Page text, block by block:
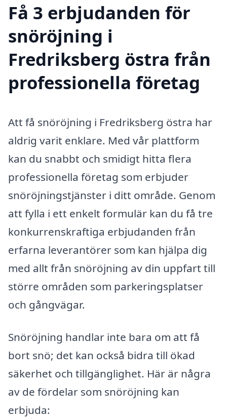
Få 3 erbjudanden för
snöröjning i
Fredriksberg östra från
professionella företag
Att få snöröjning i Fredriksberg östra har
aldrig varit enklare. Med vår plattform
kan du snabbt och smidigt hitta flera
professionella företag som erbjuder
snöröjningstjänster i ditt område. Genom
att fylla i ett enkelt formulär kan du få tre
konkurrenskraftiga erbjudanden från
erfarna leverantörer som kan hjälpa dig
med allt från snöröjning av din uppfart till
större områden som parkeringsplatser
och gångvägar.
Snöröjning handlar inte bara om att få
bort snö; det kan också bidra till ökad
säkerhet och tillgänglighet. Här är några
av de fördelar som snöröjning kan
erbjuda: